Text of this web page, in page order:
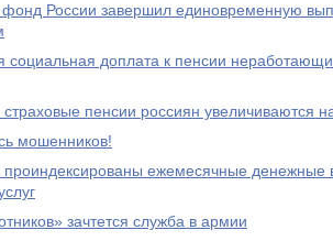
России завершил единовременную
социальная доплата к пенсии
пенсии россиян увеличиваются
мошенников!
ежемесячные денежные
зачтется служба в армии